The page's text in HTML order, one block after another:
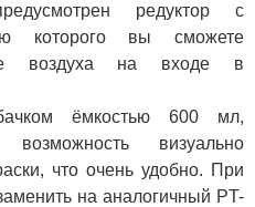
редуктор с
которого вы сможете
воздуха на входе в
ёмкостью 600 мл,
визуально
что очень удобно. При
на аналогичный PT-